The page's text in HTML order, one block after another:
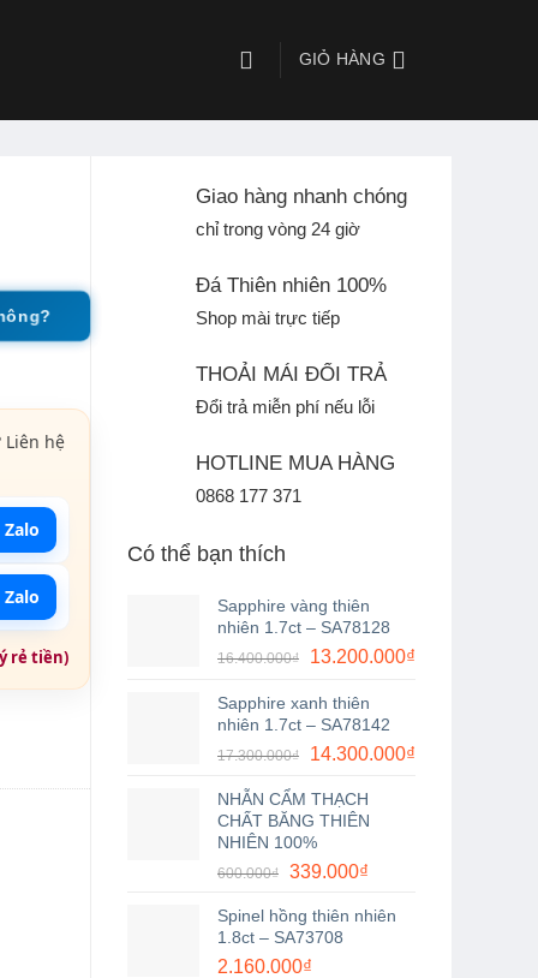
GIỎ HÀNG
Giao hàng nhanh chóng
chỉ trong vòng 24 giờ
Đá Thiên nhiên 100%
Shop mài trực tiếp
THOẢI MÁI ĐỔI TRẢ
Đổi trả miễn phí nếu lỗi
HOTLINE MUA HÀNG
0868 177 371
Có thể bạn thích
Sapphire vàng thiên
nhiên 1.7ct – SA78128
16.400.000₫
Giá
là:
16.400.000₫.
13.200.000₫Giá
13.200.000₫.
Sapphire xanh thiên
nhiên 1.7ct – SA78142
17.300.000₫
Giá
là:
17.300.000₫.
14.300.000₫Giá
NHẪN CẨM THẠCH
CHẤT BĂNG THIÊN
NHIÊN 100%
600.000₫
Giá
là:
600.000₫.
339.000₫Giá
tại
Spinel hồng thiên nhiên
1.8ct – SA73708
2.160.000₫
Liên hệ
rẻ tiền)